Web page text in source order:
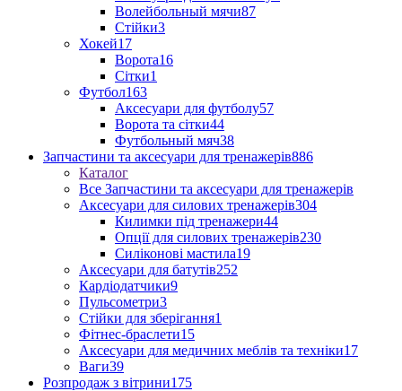
Волейбольный мячи87
Стійки3
Хокей17
Ворота16
Сітки1
Футбол163
Аксесуари для футболу57
Ворота та сітки44
Футбольный мяч38
Запчастини та аксесуари для тренажерів886
Каталог
Все Запчастини та аксесуари для тренажерів
Аксесуари для силових тренажерів304
Килимки під тренажери44
Опції для силових тренажерів230
Силіконові мастила19
Аксесуари для батутів252
Кардіодатчики9
Пульсометри3
Стійки для зберігання1
Фітнес-браслети15
Аксесуари для медичних меблів та техніки17
Ваги39
Розпродаж з вітрини175